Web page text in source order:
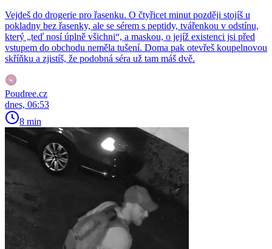
Vejdeš do drogerie pro řasenku. O čtyřicet minut později stojíš u
pokladny bez řasenky, ale se sérem s peptidy, tvářenkou v odstínu,
který „teď nosí úplně všichni“, a maskou, o jejíž existenci jsi před
vstupem do obchodu neměla tušení. Doma pak otevřeš koupelnovou
skříňku a zjistíš, že podobná séra už tam máš dvě.
Poudree.cz
dnes, 06:53
8 min